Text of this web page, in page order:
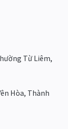
Từ Liêm,
Hòa, Thành